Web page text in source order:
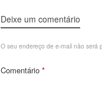
Deixe um comentário
O seu endereço de e-mail não será
Comentário *